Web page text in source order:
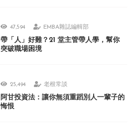
47,594 EMBA雜誌編輯部
帶「人」好難？21 堂主管帶人學，幫你
突破職場困境
25,494 老根常談
阿甘投資法：讓你無須重蹈別人一輩子的
悔恨